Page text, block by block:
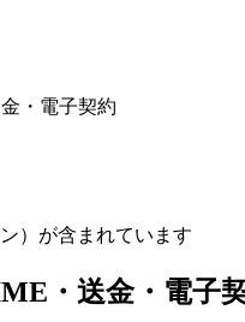
・電子契約
）が含まれています
・送金・電子